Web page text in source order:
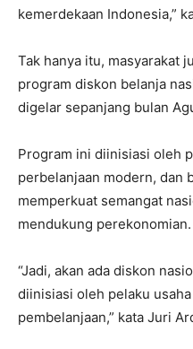
kemerdekaan Indonesia,”
Tak hanya itu, masyarakat
program diskon belanja
digelar sepanjang bulan
Program ini diinisiasi oleh
perbelanjaan modern, dan
memperkuat semangat
mendukung perekonomian.
“Jadi, akan ada diskon
diinisiasi oleh pelaku
pembelanjaan,” kata Juri